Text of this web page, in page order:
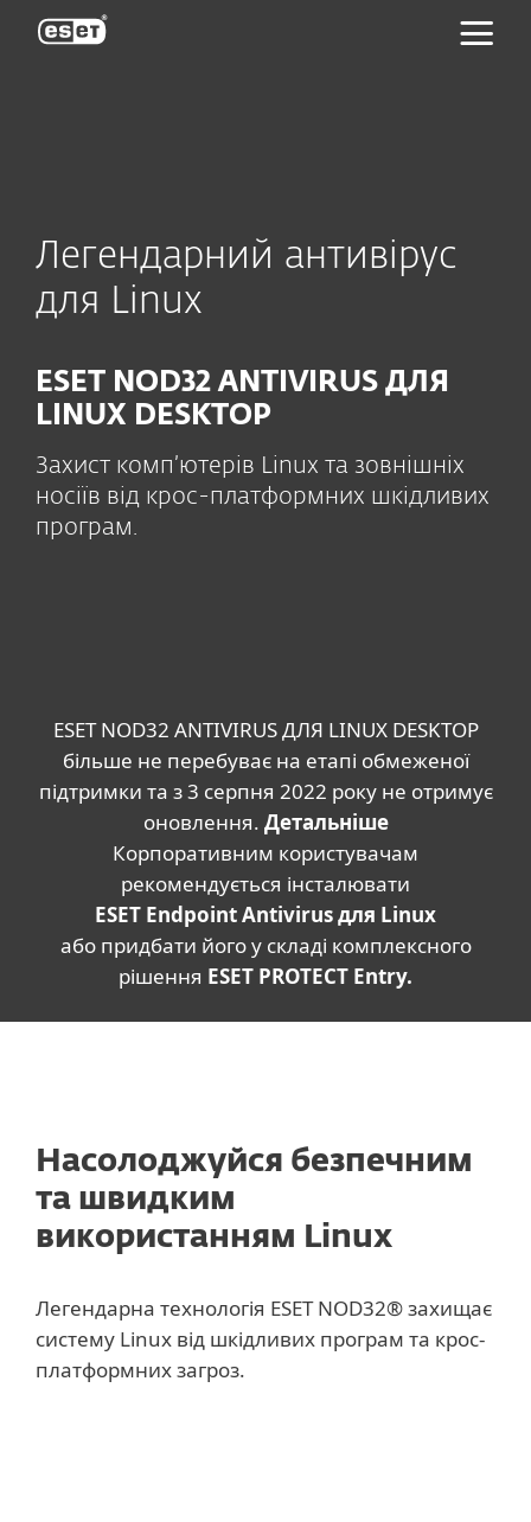
Легендарний антивірус
для Linux
ESET NOD32 ANTIVIRUS ДЛЯ
LINUX DESKTOP
Захист комп’ютерів Linux та зовнішніх
носіїв від крос-платформних шкідливих
програм.
ESET NOD32 ANTIVIRUS ДЛЯ LINUX DESKTOP
більше не перебуває на етапі обмеженої
підтримки та з 3 серпня 2022 року не отримує
оновлення. Детальніше
Корпоративним користувачам
рекомендується інсталювати
ESET Endpoint Antivirus для Linux
або придбати його у складі комплексного
рішення ESET PROTECT Entry.
Насолоджуйся безпечним
та швидким
використанням Linux
Легендарна технологія ESET NOD32® захищає
систему Linux від шкідливих програм та крос-
платформних загроз.
ESET